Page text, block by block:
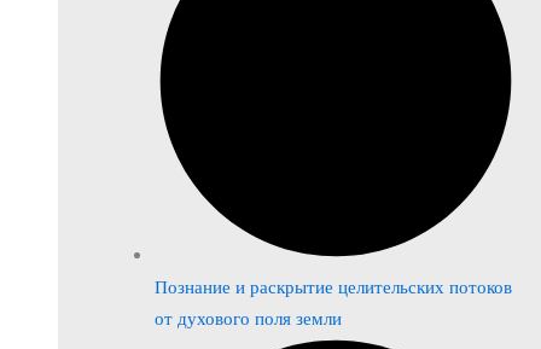
Познание и раскрытие целительских потоков
от духового поля земли